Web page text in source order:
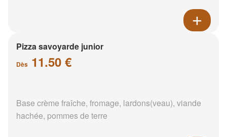
Pizza savoyarde junior
Dès 11.50 €
Base crème fraîche, fromage, lardons(veau), viande
hachée, pommes de terre